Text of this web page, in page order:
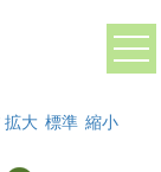
拡大 標準 縮小